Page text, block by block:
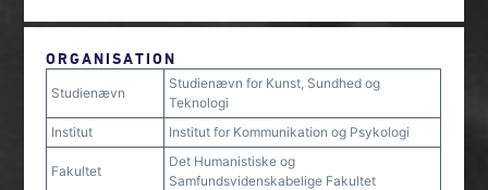
ORGANISATION
Studienævn
Studienævn for Kunst, Sundhed og
Teknologi
Institut
Institut for Kommunikation og Psykologi
Fakultet
Det Humanistiske og
Samfundsvidenskabelige Fakultet